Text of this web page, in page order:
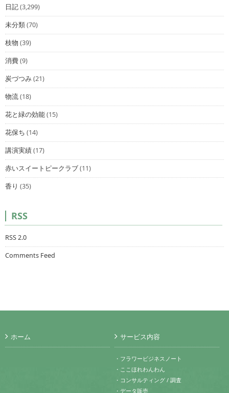
日記(3,299)
未分類(70)
枝物 (39)
消費(9)
炭づつみ(21)
物流(18)
花と緑の効能(15)
花保ち (14)
講演実績(17)
赤いスイートピークラブ(11)
香り (35)
RSS
RSS 2.0
Comments Feed
ホーム サービス内容
・フラワービジネスノート
・ここほれわんわん
・コンサルティング / 調査
・データ販売